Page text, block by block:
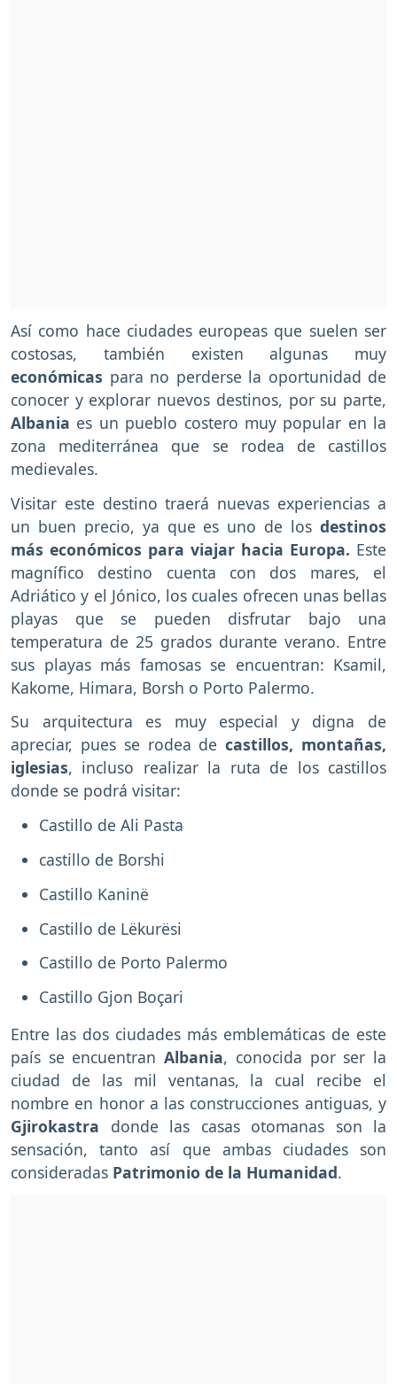
Así como hace ciudades europeas que suelen ser
costosas, también existen algunas muy
económicas para no perderse la oportunidad de
conocer y explorar nuevos destinos, por su parte,
Albania es un pueblo costero muy popular en la
zona mediterránea que se rodea de castillos
medievales.
Visitar este destino traerá nuevas experiencias a
un buen precio, ya que es uno de los destinos
más económicos para viajar hacia Europa. Este
magnífico destino cuenta con dos mares, el
Adriático y el Jónico, los cuales ofrecen unas bellas
playas que se pueden disfrutar bajo una
temperatura de 25 grados durante verano. Entre
sus playas más famosas se encuentran: Ksamil,
Kakome, Himara, Borsh o Porto Palermo.
Su arquitectura es muy especial y digna de
apreciar, pues se rodea decastillos, montañas,
iglesias, incluso realizar la ruta de los castillos
donde se podrá visitar:
Castillo de Ali Pasta
castillo de Borshi
Castillo Kaninë
Castillo de Lëkurësi
Castillo de Porto Palermo
Castillo Gjon Boçari
Entre las dos ciudades más emblemáticas de este
país se encuentranAlbania, conocida por ser la
ciudad de las mil ventanas, la cual recibe el
nombre en honor a las construcciones antiguas, y
Gjirokastra donde las casas otomanas son la
sensación, tanto así que ambas ciudades son
consideradas Patrimonio de la Humanidad.